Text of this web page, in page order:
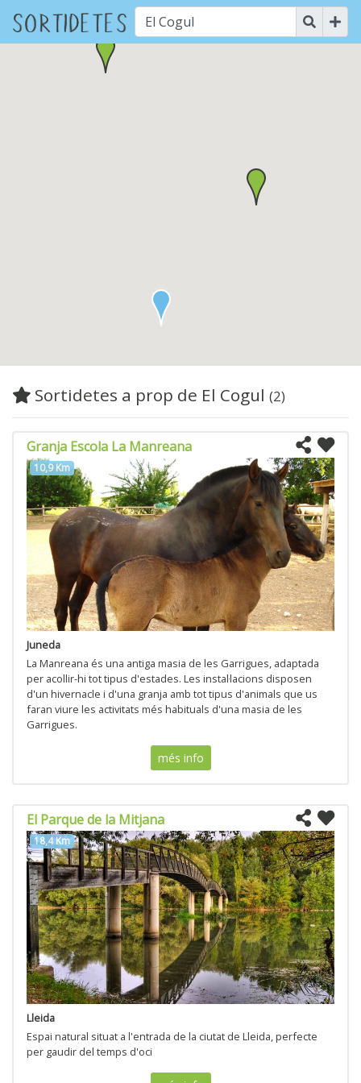
Sortidetes a prop de El Cogul (2)
Granja Escola La Manreana
10,9 Km
Juneda
La Manreana és una antiga masia de les Garrigues, adaptada
per acollir-hi tot tipus d'estades. Les instal·lacions disposen
d'un hivernacle i d'una granja amb tot tipus d'animals que us
faran viure les activitats més habituals d'una masia de les
Garrigues.
més info
El Parque de la Mitjana
18,4 Km
Lleida
Espai natural situat a l'entrada de la ciutat de Lleida, perfecte
per gaudir del temps d'oci